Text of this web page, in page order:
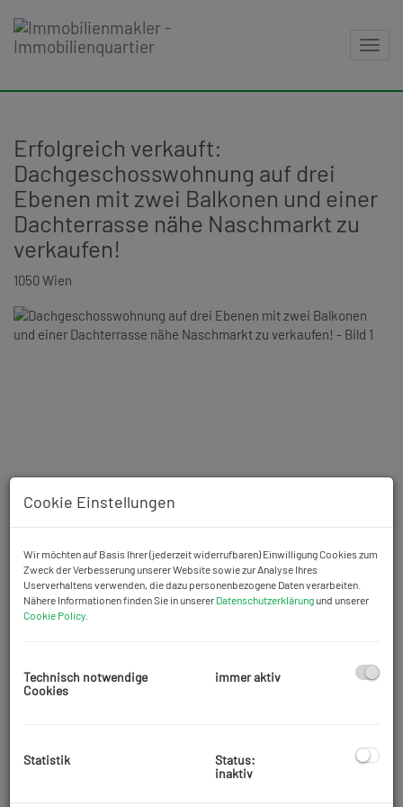
Erfolgreich verkauft:
Dachgeschosswohnung auf drei
Ebenen mit zwei Balkonen und einer
Dachterrasse nähe Naschmarkt zu
verkaufen!
1050 Wien
Cookie Einstellungen
Wir möchten auf Basis Ihrer (jederzeit widerrufbaren) Einwilligung Cookies zum
Zweck der Verbesserung unserer Website sowie zur Analyse Ihres
Userverhaltens verwenden, die dazu personenbezogene Daten verarbeiten.
Nähere Informationen finden Sie in unserer Datenschutzerklärungund unserer
Cookie Policy
Technisch notwendige
Cookies
immer aktiv
Statistik
Status:
inaktiv